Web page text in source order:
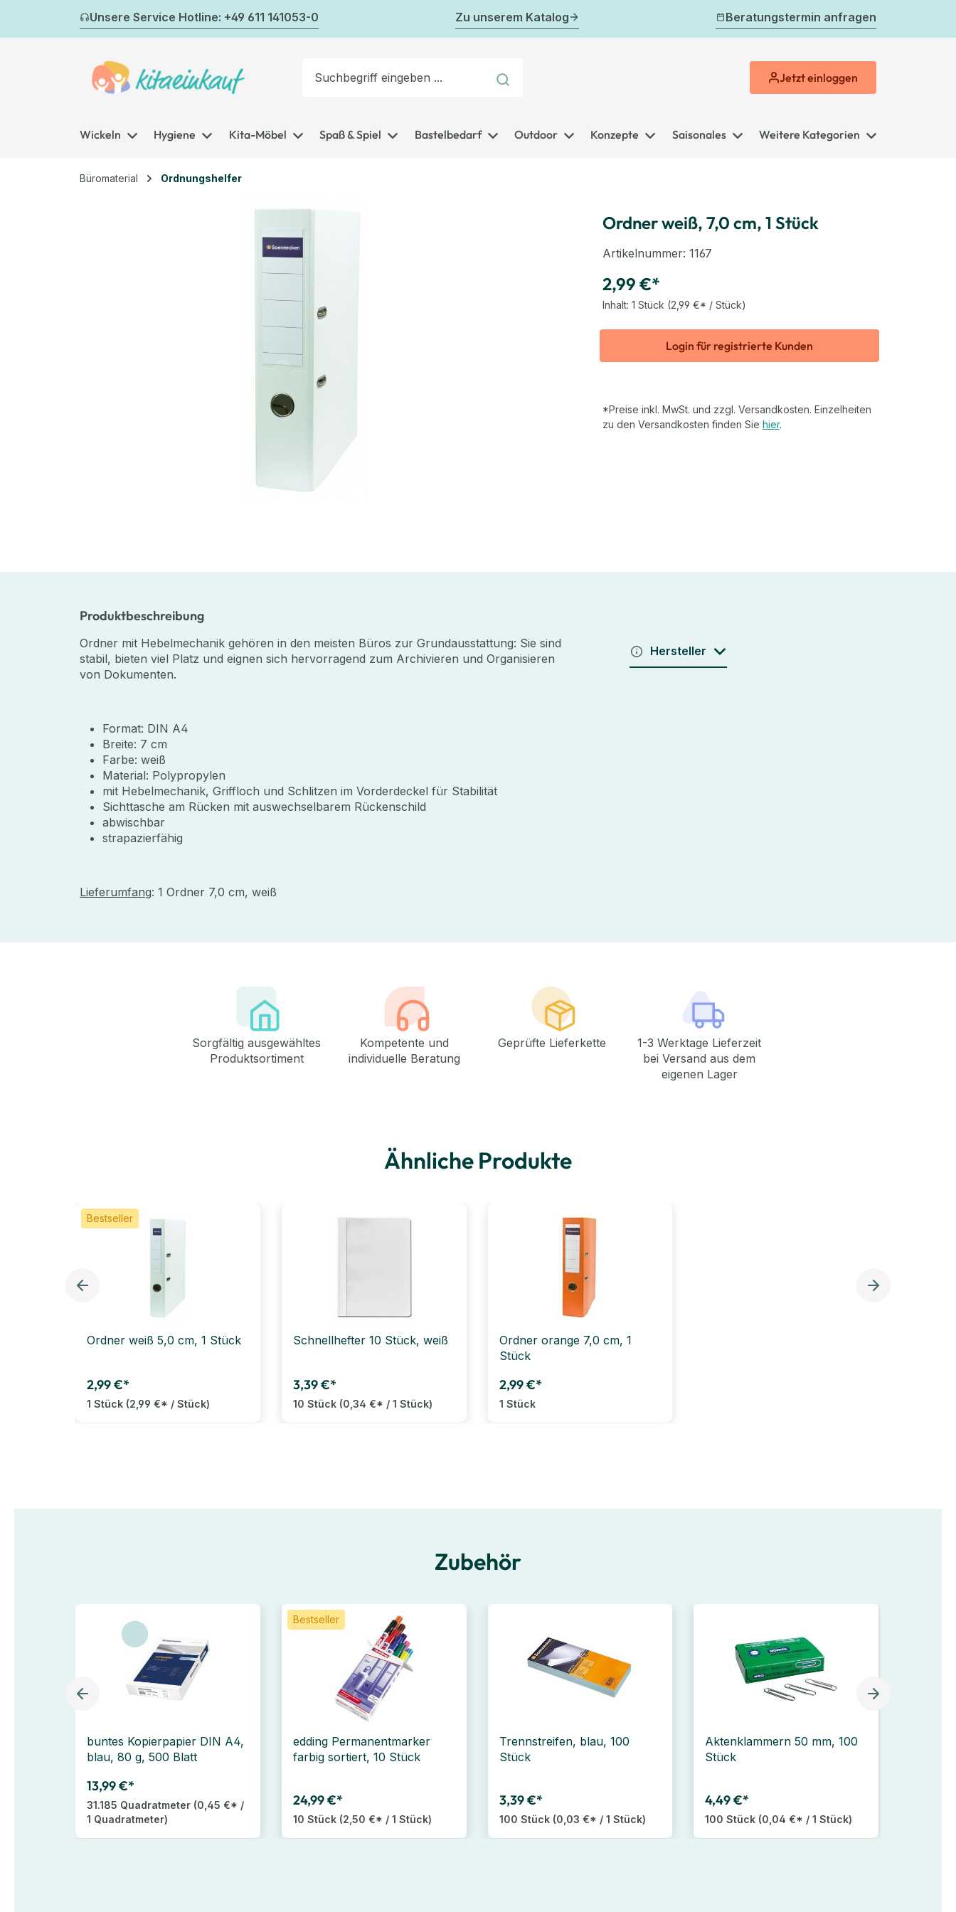
Hauptinhalt springen
Zur Suche springen
Zur Hauptnavigation springen
Unsere Service Hotline: +49 611 141053-0 Zu unserem Katalog Beratungstermin anfragen
Jetzteinloggen
Wickeln Hygiene Kita-Möbel Spaß & Spiel Bastelbedarf Outdoor Konzepte Saisonales Weitere Kategorien
Büromaterial Ordnungshelfer
Ordner weiß, 7,0 cm, 1 Stück
Artikelnummer: 1167
2,99 €*
Inhalt: 1 Stück (2,99 €* / Stück)
Login für registrierte Kunden
*Preise inkl. MwSt. und zzgl. Versandkosten. Einzelheiten
zu den Versandkosten finden Sie hier.
Produktbeschreibung
Ordner mit Hebelmechanik gehören in den meisten Büros zur Grundausstattung: Sie sind
stabil, bieten viel Platz und eignen sich hervorragend zum Archivieren und Organisieren
von Dokumenten.
Format: DIN A4
Breite: 7 cm
Farbe: weiß
Material: Polypropylen
mit Hebelmechanik, Griffloch und Schlitzen im Vorderdeckel für Stabilität
Sichttasche am Rücken mit auswechselbarem Rückenschild
abwischbar
strapazierfähig
Lieferumfang: 1 Ordner 7,0 cm, weiß
Hersteller
Sorgfältig ausgewähltes
Produktsortiment
Kompetente und
individuelle Beratung
Geprüfte Lieferkette
1-3 Werktage Lieferzeit
bei Versand aus dem
eigenen Lager
Ähnliche Produkte
Bestseller
Ordner weiß 5,0 cm, 1 Stück
2,99 €*
1 Stück (2,99 €* / Stück)
Schnellhefter 10 Stück, weiß
3,39 €*
10 Stück (0,34 €* / 1 Stück)
Ordner orange 7,0 cm, 1
Stück
2,99 €*
1 Stück
Zubehör
buntes Kopierpapier DIN A4,
blau, 80 g, 500 Blatt
13,99 €*
31.185 Quadratmeter (0,45 €* /
1 Quadratmeter)
Bestseller
edding Permanentmarker
farbig sortiert, 10 Stück
24,99 €*
10 Stück (2,50 €* / 1 Stück)
Trennstreifen, blau, 100
Stück
3,39 €*
100 Stück (0,03 €* / 1 Stück)
Aktenklammern 50 mm, 100
Stück
4,49 €*
100 Stück (0,04 €* / 1 Stück)